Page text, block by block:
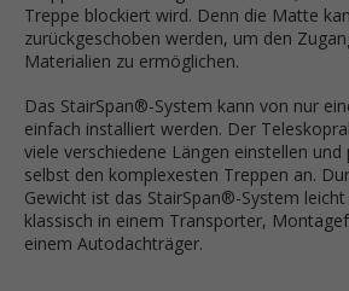
Treppe blockiert wird. Denn die Matte
zurückgeschoben werden, um den
Materialien zu ermöglichen.
Das StairSpan®-System kann von nur
einfach installiert werden. Der
viele verschiedene Längen einstellen
selbst den komplexesten Treppen an.
Gewicht ist das StairSpan®-System
klassisch in einem Transporter,
einem Autodachträger.